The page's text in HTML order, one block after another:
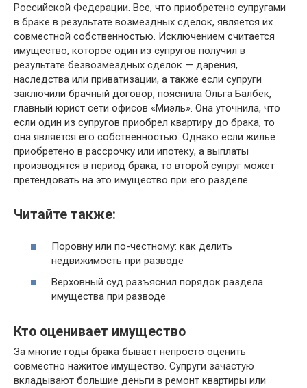
Российской Федерации. Все, что приобретено супругами
в браке в результате возмездных сделок, является их
совместной собственностью. Исключением считается
имущество, которое один из супругов получил в
результате безвозмездных сделок — дарения,
наследства или приватизации, а также если супруги
заключили брачный договор, пояснила Ольга Балбек,
главный юрист сети офисов «Миэль». Она уточнила, что
если один из супругов приобрел квартиру до брака, то
она является его собственностью. Однако если жилье
приобретено в рассрочку или ипотеку, а выплаты
производятся в период брака, то второй супруг может
претендовать на это имущество при его разделе.
Читайте также:
Поровну или по-честному: как делить
недвижимость при разводе
Верховный суд разъяснил порядок раздела
имущества при разводе
Кто оценивает имущество
За многие годы брака бывает непросто оценить
совместно нажитое имущество. Супруги зачастую
вкладывают большие деньги в ремонт квартиры или